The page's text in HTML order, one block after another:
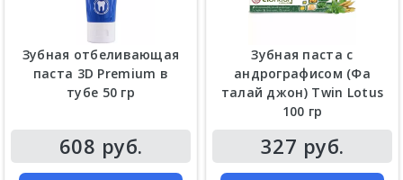
Зубная отбеливающая
паста 3D Premium в
тубе 50 гр
608 руб.
Зубная паста с
андрографисом (Фа
талай джон) Twin Lotus
100 гр
327 руб.